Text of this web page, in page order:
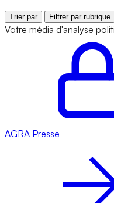
Trier par Filtrer par rubrique
Votre média d'analyse
AGRA Presse